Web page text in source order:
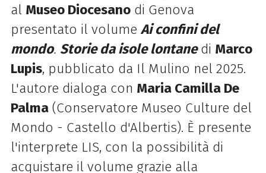
al Museo Diocesanodi Genova
presentato il volume Ai confini del
mondo. Storie da isole lontanedi Marco
Lupis, pubblicato da Il Mulino nel 2025.
L'autore dialoga con Maria Camilla De
Palma(Conservatore Museo Culture del
Mondo - Castello d'Albertis). È presente
l'interprete LIS, con la possibilità di
acquistare il volume grazie alla